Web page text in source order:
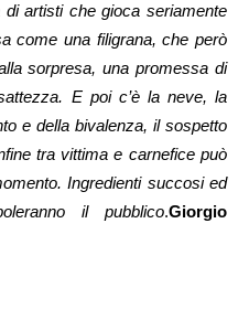
di artisti che gioca seriamente
come una filigrana, che però
sorpresa, una promessa di
E poi c’è la neve, la
e della bivalenza, il sospetto
tra vittima e carnefice può
Ingredienti succosi ed
il pubblico.Giorgio